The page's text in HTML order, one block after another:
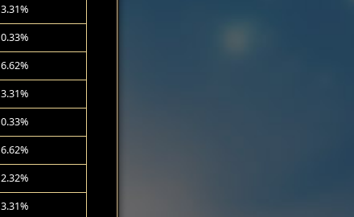
3.31%
0.33%
6.62%
3.31%
0.33%
6.62%
2.32%
3.31%